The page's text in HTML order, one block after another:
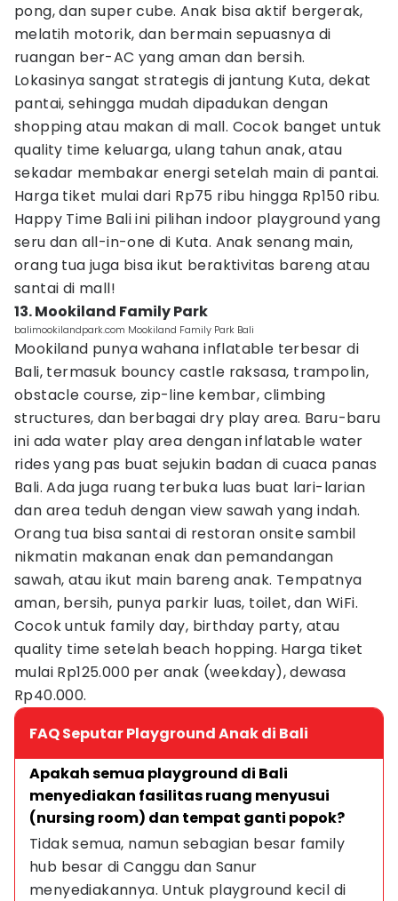
pong, dan super cube. Anak bisa aktif bergerak,
melatih motorik, dan bermain sepuasnya di
ruangan ber-AC yang aman dan bersih.
Lokasinya sangat strategis di jantung Kuta, dekat
pantai, sehingga mudah dipadukan dengan
shopping atau makan di mall. Cocok banget untuk
quality time keluarga, ulang tahun anak, atau
sekadar membakar energi setelah main di pantai.
Harga tiket mulai dari Rp75 ribu hingga Rp150 ribu.
Happy Time Bali ini pilihan indoor playground yang
seru dan all-in-one di Kuta. Anak senang main,
orang tua juga bisa ikut beraktivitas bareng atau
santai di mall!
13. Mookiland Family Park
balimookilandpark.com Mookiland Family Park Bali
Mookiland punya wahana inflatable terbesar di
Bali, termasuk bouncy castle raksasa, trampolin,
obstacle course, zip-line kembar, climbing
structures, dan berbagai dry play area. Baru-baru
ini ada water play area dengan inflatable water
rides yang pas buat sejukin badan di cuaca panas
Bali. Ada juga ruang terbuka luas buat lari-larian
dan area teduh dengan view sawah yang indah.
Orang tua bisa santai di restoran onsite sambil
nikmatin makanan enak dan pemandangan
sawah, atau ikut main bareng anak. Tempatnya
aman, bersih, punya parkir luas, toilet, dan WiFi.
Cocok untuk family day, birthday party, atau
quality time setelah beach hopping. Harga tiket
mulai Rp125.000 per anak (weekday), dewasa
Rp40.000.
FAQ Seputar Playground Anak di Bali
Apakah semua playground di Bali
menyediakan fasilitas ruang menyusui
(nursing room) dan tempat ganti popok?
Tidak semua, namun sebagian besar family
hub besar di Canggu dan Sanur
menyediakannya. Untuk playground kecil di